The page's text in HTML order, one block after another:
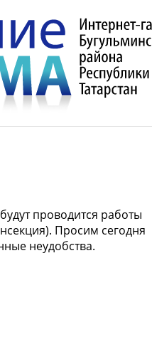
проводится работы
Просим сегодня
неудобства.